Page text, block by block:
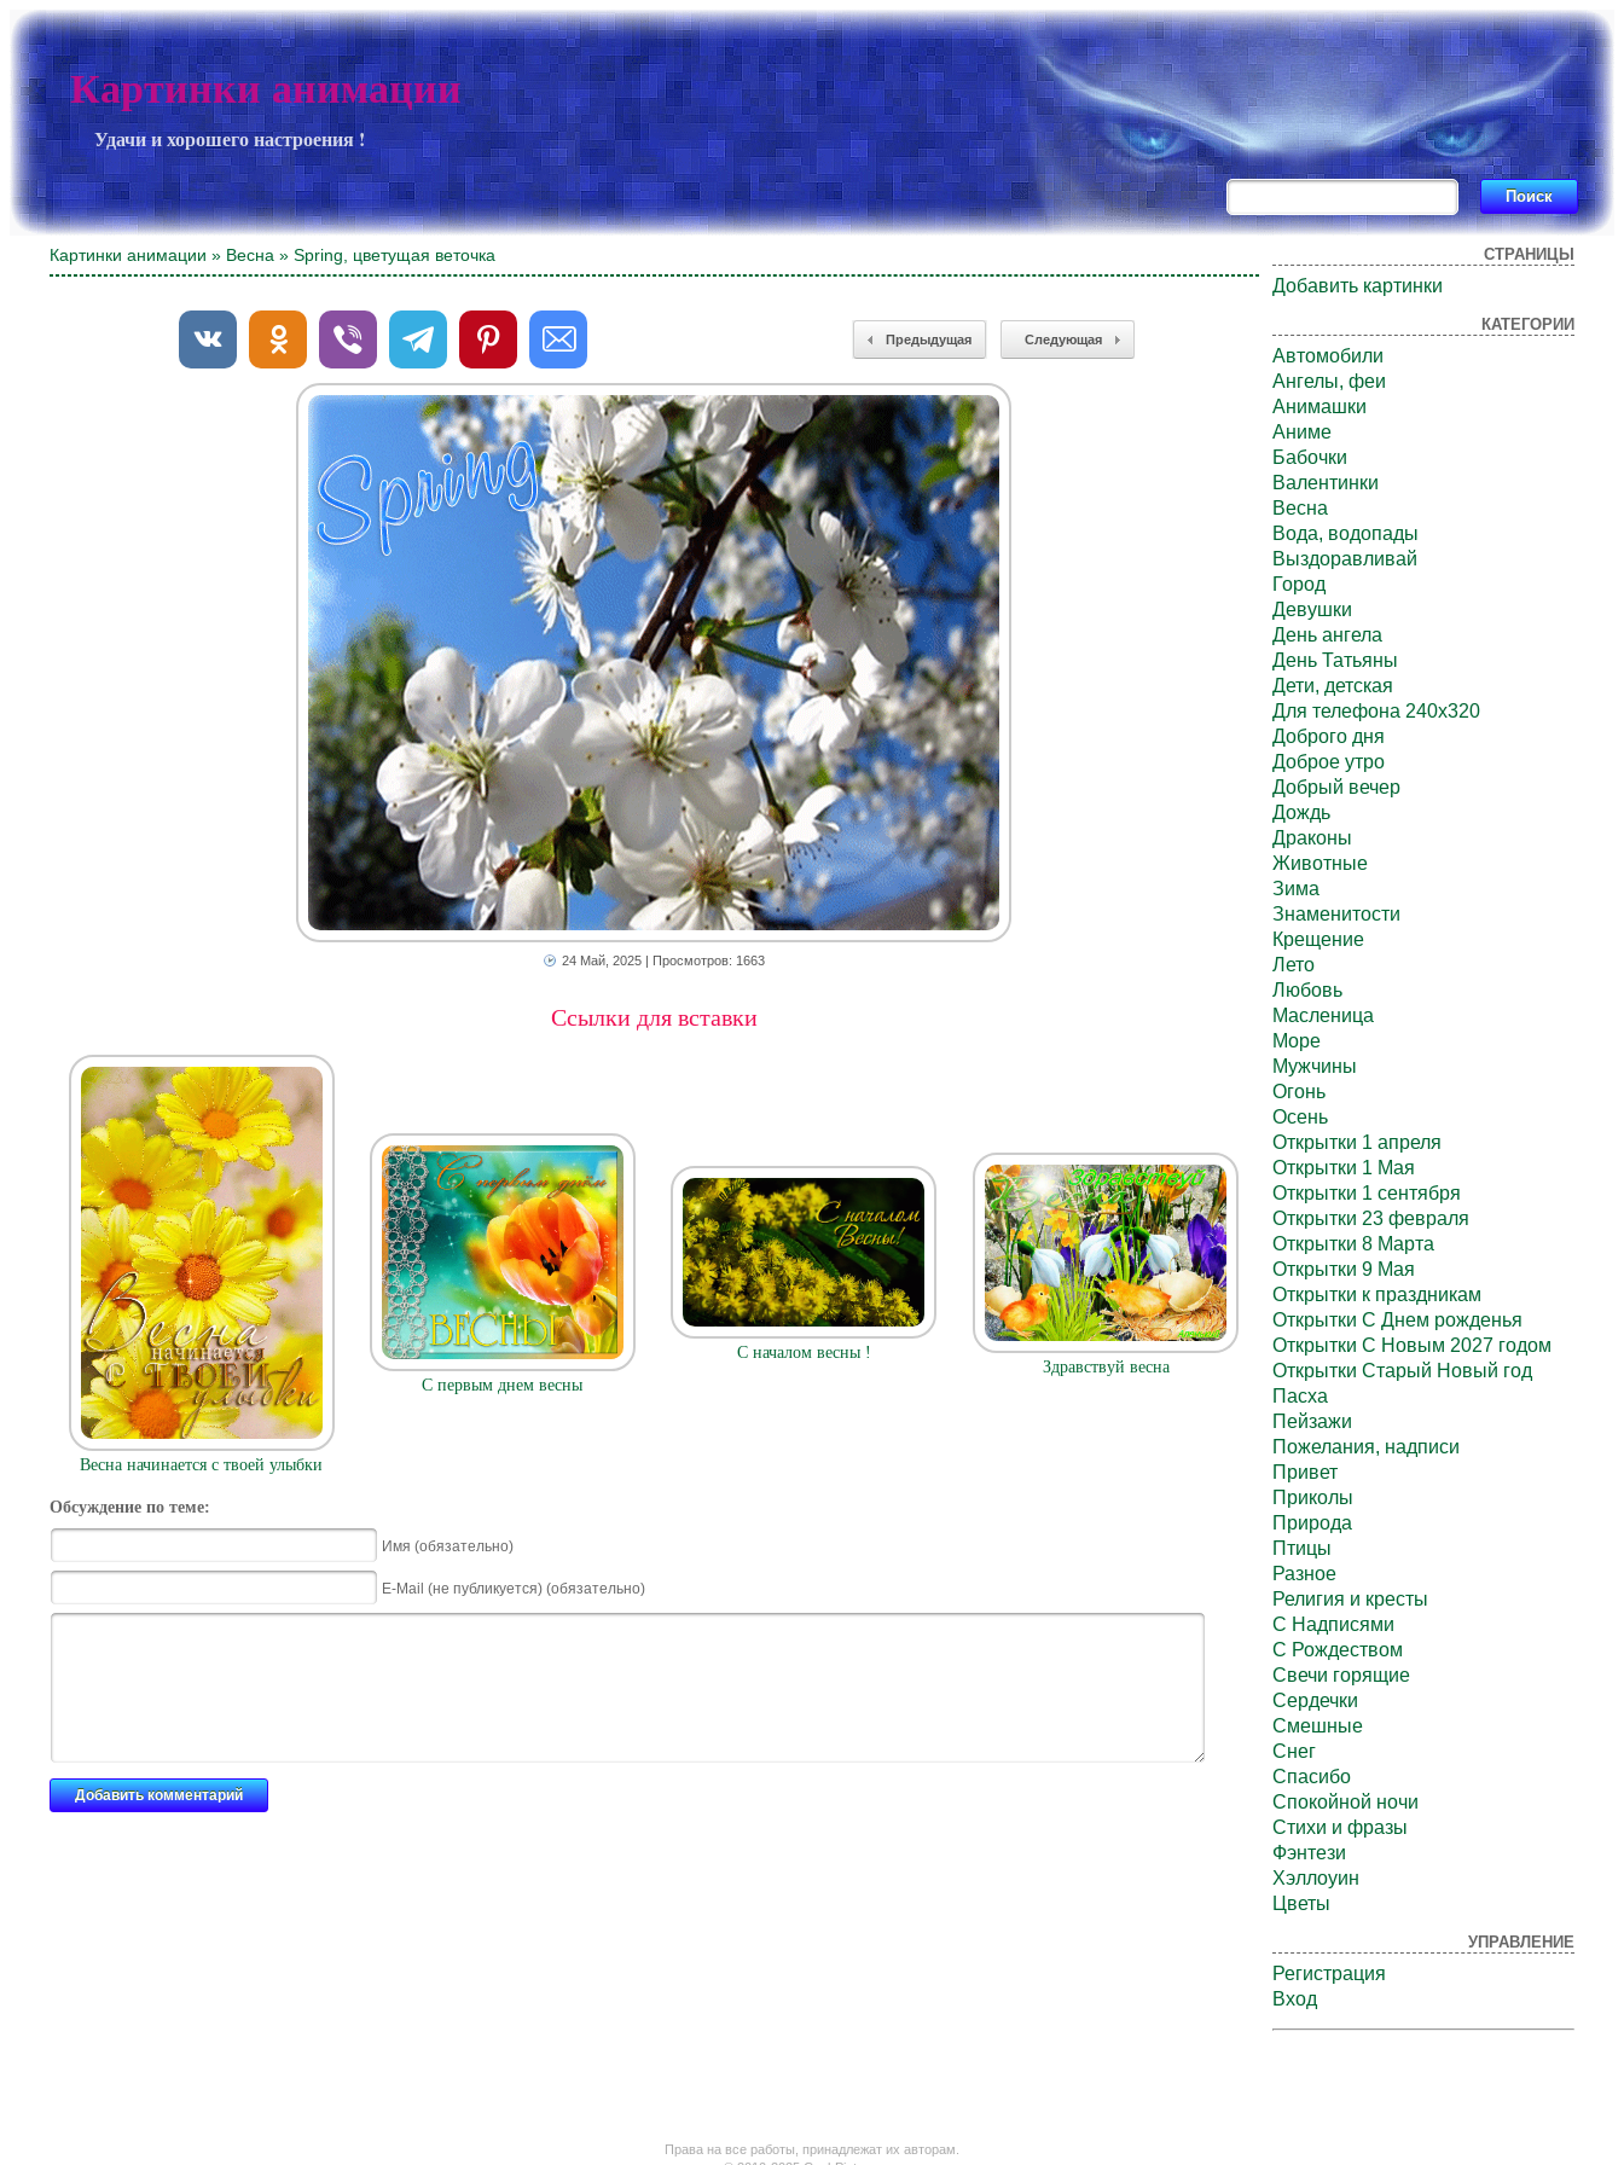
Картинки анимации
Удачи и хорошего настроения !
Картинки анимации » Весна » Spring, цветущая веточка
Предыдущая Следующая
24 Май, 2025| Просмотров: 1663
Ссылки для вставки
Весна начинается с твоей улыбки
С первым днем весны
С началом весны !
Здравствуй весна
Обсуждение по теме:
Имя (обязательно)
E-Mail (не публикуется) (обязательно)
СТРАНИЦЫ
Добавить картинки
КАТЕГОРИИ
Автомобили
Ангелы, феи
Анимашки
Аниме
Бабочки
Валентинки
Весна
Вода, водопады
Выздоравливай
Город
Девушки
День ангела
День Татьяны
Дети, детская
Для телефона 240х320
Доброго дня
Доброе утро
Добрый вечер
Дождь
Драконы
Животные
Зима
Знаменитости
Крещение
Лето
Любовь
Масленица
Море
Мужчины
Огонь
Осень
Открытки 1 апреля
Открытки 1 Мая
Открытки 1 сентября
Открытки 23 февраля
Открытки 8 Марта
Открытки 9 Мая
Открытки к праздникам
Открытки С Днем рожденья
Открытки С Новым 2027 годом
Открытки Старый Новый год
Пасха
Пейзажи
Пожелания, надписи
Привет
Приколы
Природа
Птицы
Разное
Религия и кресты
С Надписями
С Рождеством
Свечи горящие
Сердечки
Смешные
Снег
Спасибо
Спокойной ночи
Стихи и фразы
Фэнтези
Хэллоуин
Цветы
УПРАВЛЕНИЕ
Регистрация
Вход
Права на все работы, принадлежат их авторам.